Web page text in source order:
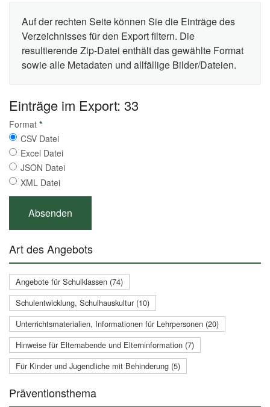
Auf der rechten Seite können Sie die Einträge des
Verzeichnisses für den Export filtern. Die
resultierende Zip-Datei enthält das gewählte Format
sowie alle Metadaten und allfällige Bilder/Dateien.
Einträge im Export: 33
Format *
CSV Datei
Excel Datei
JSON Datei
XML Datei
Art des Angebots
Angebote für Schulklassen (74)
Schulentwicklung, Schulhauskultur (10)
Unterrichtsmaterialien, Informationen für Lehrpersonen (20)
Hinweise für Elternabende und Elterninformation (7)
Für Kinder und Jugendliche mit Behinderung (5)
Präventionsthema